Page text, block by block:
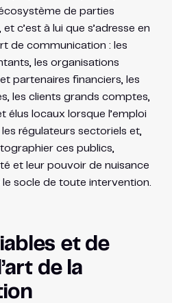
de parties
c’est à lui que s’adresse en
de communication : les
les organisations
partenaires financiers, les
les clients grands comptes,
élus locaux lorsque l’emploi
régulateurs sectoriels et,
ces publics,
et leur pouvoir de nuisance
socle de toute intervention.
et de
de la